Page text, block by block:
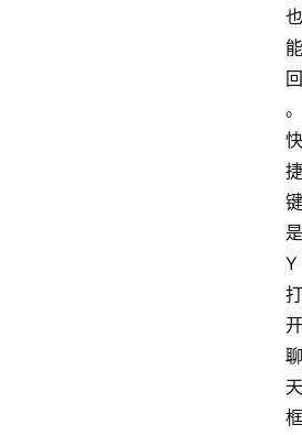
也
能
回
。
快
捷
键
是
Y
打
开
聊
天
框